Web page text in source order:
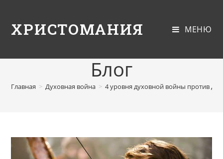
ХРИСТОМАНИЯ МЕНЮ
Блог
Главная > Духовная война > 4 уровня духовной войны против